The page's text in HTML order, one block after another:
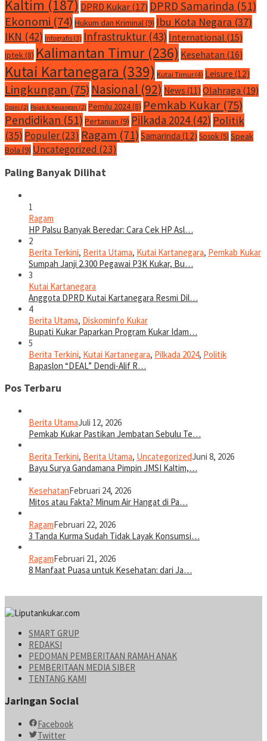
Kaltim (187) DPRD Kukar (17) DPRD Samarinda (51)
Ekonomi (74) Hukum dan Kriminal(9) Ibu Kota Negara (37)
IKN (42) Infografis (3) Infrastruktur (43) International (15)
Iptek(8) Kalimantan Timur (236) Kesehatan (16)
Kutai Kartanegara (339) Kutai Timur (4) Leisure (12)
Lingkungan (75) Nasional (92) News (11) Olahraga (19)
Opini (2) Pajak & Keuangan (2) Pemilu 2024(8) Pemkab Kukar (75)
Pendidikan (51) Pertanian (9) Pilkada 2024(42) Politik
(35) Populer(23) Ragam (71) Samarinda (12) Sosok(5) Speak
Bola (9) Uncategorized (23)
Paling Banyak Dilihat
1
Ragam
HP Palsu Banyak Beredar: Cara Cek HP Asl…
2
Berita Terkini, Berita Utama, Kutai Kartanegara, Pemkab Kukar
Sumpah Janji 2.300 Pegawai P3K Kukar, Bu…
3
Kutai Kartanegara
Anggota DPRD Kutai Kartanegara Resmi Dil…
4
Berita Utama, Diskominfo Kukar
Bupati Kukar Paparkan Program Kukar Idam…
5
Berita Terkini, Kutai Kartanegara, Pilkada 2024, Politik
Bapaslon “DEAL” Dendi-Alif R…
Pos Terbaru
Berita UtamaJuli 12, 2026
Pemkab Kukar Pastikan Jembatan Sebulu Te…
Berita Terkini, Berita Utama, UncategorizedJuni 8, 2026
Bayu Surya Gandamana Pimpin JMSI Kaltim,…
KesehatanFebruari 24, 2026
Mitos atau Fakta? Minum Air Hangat di Pa…
RagamFebruari 22, 2026
3 Tanda Kurma Sudah Tidak Layak Konsumsi…
RagamFebruari 21, 2026
8 Manfaat Puasa untuk Kesehatan: dari Ja…
SMART GRUP
REDAKSI
PEDOMAN PEMBERITAAN RAMAH ANAK
PEMBERITAAN MEDIA SIBER
TENTANG KAMI
Jaringan Social
Facebook
Twitter